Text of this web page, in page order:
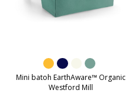
Mini batoh EarthAware™ Organic
Westford Mill